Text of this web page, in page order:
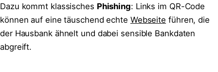
Dazu kommt klassisches Phishing: Links im QR-Code
können auf eine täuschend echte Webseite führen, die
der Hausbank ähnelt und dabei sensible Bankdaten
abgreift.